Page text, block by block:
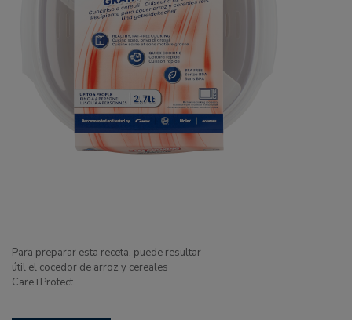
Para preparar esta receta, puede resultar
útil el cocedor de arroz y cereales
Care+Protect.